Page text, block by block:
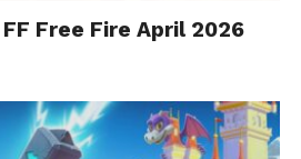
Free Fire April 2026